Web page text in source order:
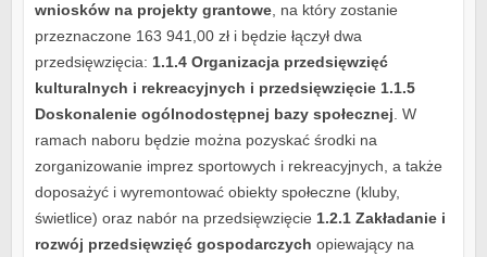
wniosków na projekty grantowe, na który zostanie
przeznaczone 163 941,00 zł i będzie łączył dwa
przedsięwzięcia: 1.1.4 Organizacja przedsięwzięć
kulturalnych i rekreacyjnych i przedsięwzięcie 1.1.5
Doskonalenie ogólnodostępnej bazy społecznej. W
ramach naboru będzie można pozyskać środki na
zorganizowanie imprez sportowych i rekreacyjnych, a także
doposażyć i wyremontować obiekty społeczne (kluby,
świetlice) oraz nabór na przedsięwzięcie 1.2.1 Zakładanie i
rozwój przedsięwzięć gospodarczych opiewający na